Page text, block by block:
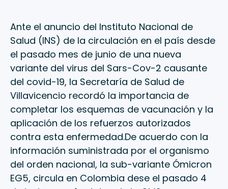
Ante el anuncio del Instituto Nacional de
Salud (INS) de la circulación en el país desde
el pasado mes de junio de una nueva
variante del virus del Sars-Cov-2 causante
del covid-19, la Secretaría de Salud de
Villavicencio recordó la importancia de
completar los esquemas de vacunación y la
aplicación de los refuerzos autorizados
contra esta enfermedad.De acuerdo con la
información suministrada por el organismo
del orden nacional, la sub-variante Ómicron
EG5, circula en Colombia dese el pasado 4